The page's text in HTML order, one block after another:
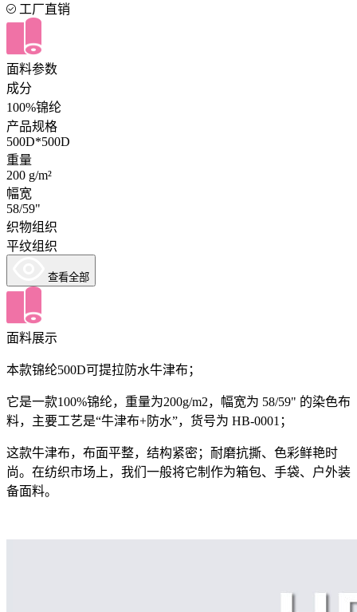
工厂直销
面料参数
成分
100%锦纶
产品规格
500D*500D
重量
200 g/m²
幅宽
58/59"
织物组织
平纹组织
查看全部
面料展示
本款锦纶500D可提拉防水牛津布；
它是一款100%锦纶，重量为200g/m2，幅宽为 58/59" 的染色布
料，主要工艺是“牛津布+防水”，货号为 HB-0001；
这款牛津布，布面平整，结构紧密；耐磨抗撕、色彩鲜艳时
尚。在纺织市场上，我们一般将它制作为箱包、手袋、户外装
备面料。